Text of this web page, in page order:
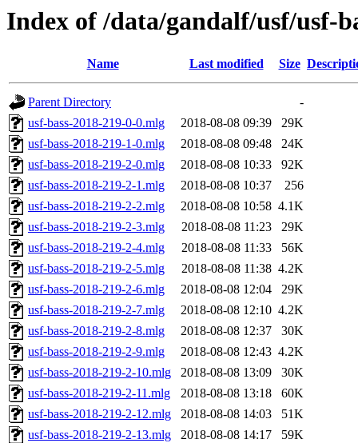
Index of /data/gandalf/usf/usf-
Name Last modified Size
Parent Directory
-
usf-bass-2018-219-0-0.mlg
2018-08-08 09:39
29K
usf-bass-2018-219-1-0.mlg
2018-08-08 09:48
24K
usf-bass-2018-219-2-0.mlg
2018-08-08 10:33
92K
usf-bass-2018-219-2-1.mlg
2018-08-08 10:37
256
usf-bass-2018-219-2-2.mlg
2018-08-08 10:58 4.1K
usf-bass-2018-219-2-3.mlg
2018-08-08 11:23
29K
usf-bass-2018-219-2-4.mlg
2018-08-08 11:33
56K
usf-bass-2018-219-2-5.mlg
2018-08-08 11:38 4.2K
usf-bass-2018-219-2-6.mlg
2018-08-08 12:04
29K
usf-bass-2018-219-2-7.mlg
2018-08-08 12:10 4.2K
usf-bass-2018-219-2-8.mlg
2018-08-08 12:37
30K
usf-bass-2018-219-2-9.mlg
2018-08-08 12:43 4.2K
usf-bass-2018-219-2-10.mlg
2018-08-08 13:09
30K
usf-bass-2018-219-2-11.mlg
2018-08-08 13:18
60K
usf-bass-2018-219-2-12.mlg
2018-08-08 14:03
51K
usf-bass-2018-219-2-13.mlg
2018-08-08 14:17
59K